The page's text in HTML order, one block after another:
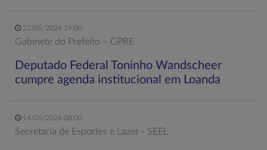
22/05/2026 19:00
Gabinete do Prefeito – GPRE
Deputado Federal Toninho Wandscheer
cumpre agenda institucional em Loanda
14/05/2026 08:00
Secretaria de Esportes e Lazer - SEEL